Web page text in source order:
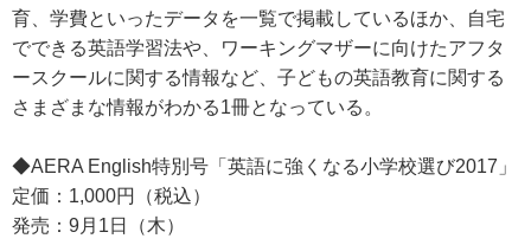
育、学費といったデータを一覧で掲載しているほか、自宅
でできる英語学習法や、ワーキングマザーに向けたアフタ
ースクールに関する情報など、子どもの英語教育に関する
さまざまな情報がわかる1冊となっている。
◆AERA English特別号「英語に強くなる小学校選び2017」
定価：1,000円（税込）
発売：9月1日（木）